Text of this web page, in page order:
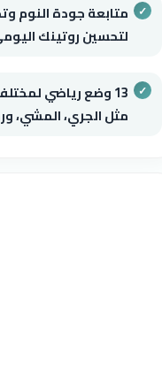
متابعة جودة النوم
لتحسين روتينك
13 وضع رياضي
مثل الجري، المشي،